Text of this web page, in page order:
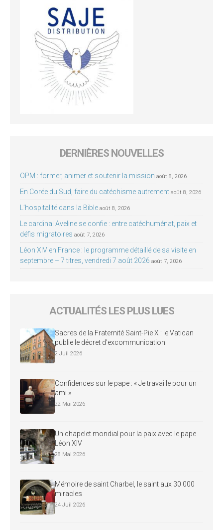
DERNIÈRES NOUVELLES
OPM : former, animer et soutenir la mission août 8, 2026
En Corée du Sud, faire du catéchisme autrement août 8, 2026
L’hospitalité dans la Bible août 8, 2026
Le cardinal Aveline se confie : entre catéchuménat, paix et
défis migratoires août 7, 2026
Léon XIV en France : le programme détaillé de sa visite en
septembre – 7 titres, vendredi 7 août 2026 août 7, 2026
ACTUALITÉS LES PLUS LUES
Sacres de la Fraternité Saint-Pie X : le Vatican
publie le décret d’excommunication
2 Juil 2026
Confidences sur le pape : « Je travaille pour un
ami »
22 Mai 2026
Un chapelet mondial pour la paix avec le pape
Léon XIV
28 Mai 2026
Mémoire de saint Charbel, le saint aux 30 000
miracles
24 Juil 2026